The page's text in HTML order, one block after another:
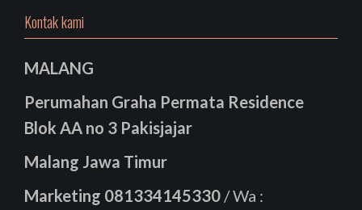
Kontak kami
MALANG
Perumahan Graha Permata Residence
Blok AA no 3 Pakisjajar
Malang Jawa Timur
Marketing 081334145330 / Wa :